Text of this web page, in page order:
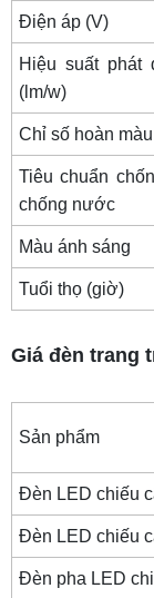
Chiếu hắt
Lắp đèn
Chiếu sáng
5. Vai trò của
6. So sánh ưu
ngoài trời với
7. Nơi bán
8. Câu hỏi
nào phù hợp
năng chống
Câu 3: Làm
ngoài trời
Câu 4: Đèn
những tính
chuyển
Điện áp (V)
Hiệu suất phát
(lm/w)
Chỉ số hoàn
Tiêu chuẩn
chống nước
Màu ánh sáng
Tuổi thọ (giờ)
Giá đèn trang
Sản phẩm
Đèn LED chiếu
Đèn LED chiếu
Đèn pha LED